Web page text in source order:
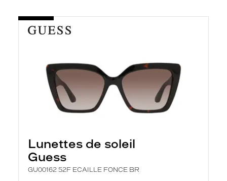
Lunettes de soleil
Guess
GU00162 52F ECAILLE FONCE BR